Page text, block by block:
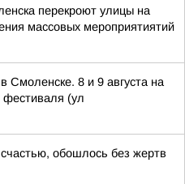
перекроют улицы на
массовых мероприятиятий
Смоленске. 8 и 9 августа на
фестиваля (ул
обошлось без жертв